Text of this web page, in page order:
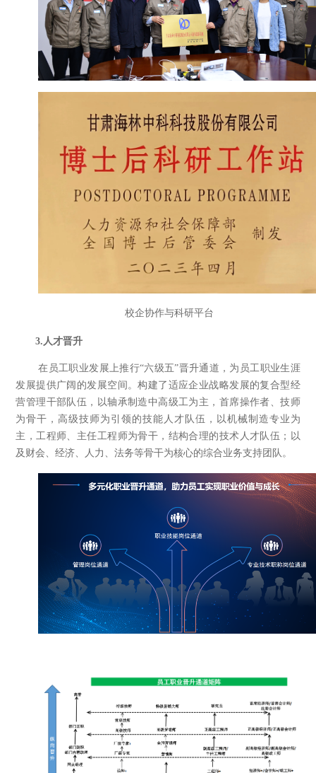
校企协作与科研平台
3. 人才晋升
在员工职业发展上推行“六级五”晋升通道，为员工职业生涯
发展提供广阔的发展空间。构建了适应企业战略发展的复合型经
营管理干部队伍，以轴承制造中高级工为主，首席操作者、技师
为骨干，高级技师为引领的技能人才队伍，以机械制造专业为
主，工程师、主任工程师为骨干，结构合理的技术人才队伍；以
及财会、经济、人力、法务等骨干为核心的综合业务支持团队。